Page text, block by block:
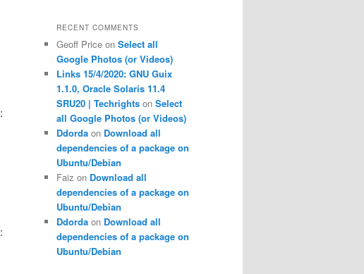
) והריצו את הפקודה הבאה:
) והריצו את הפקודה הבאה:
RECENT COMMENTS
Geoff Price on Select all
Google Photos (or Videos)
Links 15/4/2020: GNU Guix
1.1.0, Oracle Solaris 11.4
SRU20 | Techrights on Select
all Google Photos (or Videos)
Ddorda on Download all
dependencies of a package on
Ubuntu/Debian
Faiz on Download all
dependencies of a package on
Ubuntu/Debian
Ddorda on Download all
dependencies of a package on
Ubuntu/Debian